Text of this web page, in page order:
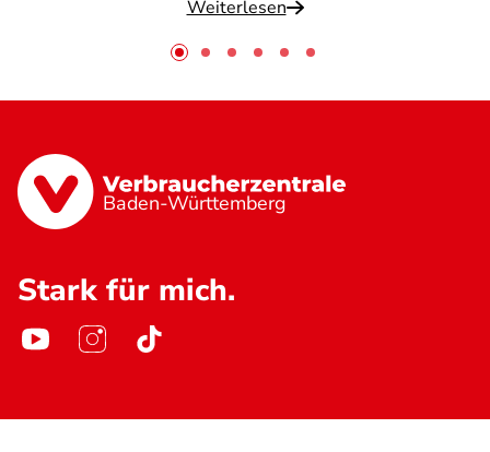
Weiterlesen
Baden-Württemberg
Stark für mich.